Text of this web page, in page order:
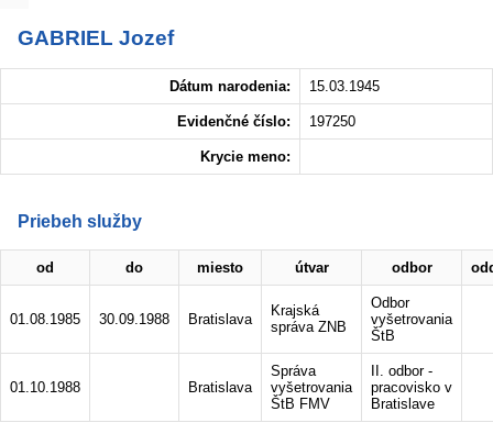
GABRIEL Jozef
Dátum narodenia: 15.03.1945
Evidenčné číslo: 197250
Krycie meno:
Priebeh služby
od do miesto útvar odbor
01.08.1985 30.09.1988 Bratislava
Krajská
správa ZNB
Odbor
vyšetrovania
ŠtB
01.10.1988 Bratislava
Správa
vyšetrovania
ŠtB FMV
II. odbor -
pracovisko v
Bratislave